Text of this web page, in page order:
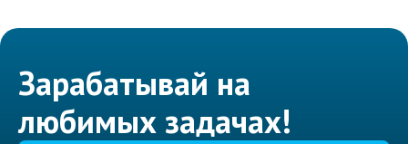
Зарабатывай на
любимых задачах!